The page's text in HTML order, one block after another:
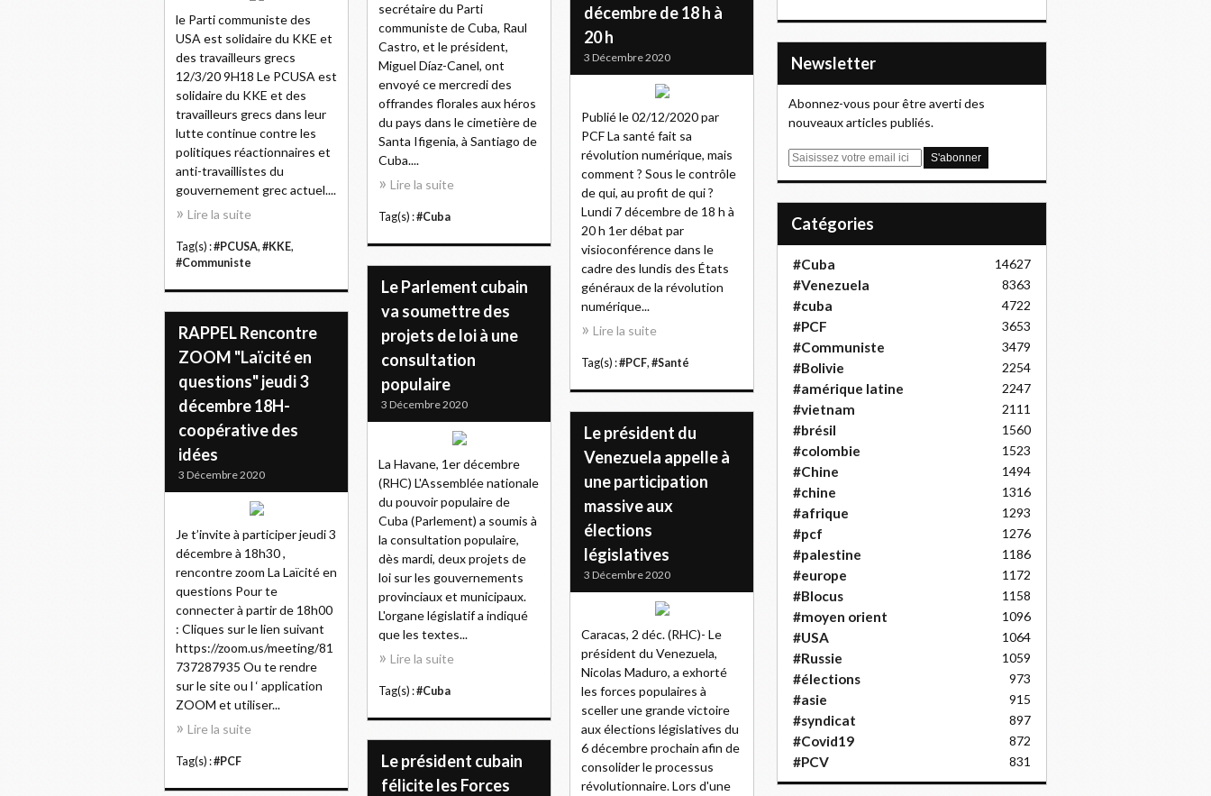
le Parti communiste des
USA est solidaire du KKE et
des travailleurs grecs
12/3/20 9H18 Le PCUSA est
solidaire du KKE et des
travailleurs grecs dans leur
lutte continue contre les
politiques réactionnaires et
anti-travaillistes du
gouvernement grec actuel....
Lire la suite
Tag(s) :#PCUSA, #KKE,
#Communiste
secrétaire du Parti
communiste de Cuba, Raul
Castro, et le président,
Miguel Díaz-Canel, ont
envoyé ce mercredi des
offrandes florales aux héros
du pays dans le cimetière de
Santa Ifigenia, à Santiago de
Cuba....
Lire la suite
Tag(s) :#Cuba
décembre de 18 h à
20 h
3 Décembre 2020
Publié le 02/12/2020 par
PCF La santé fait sa
révolution numérique, mais
comment ? Sous le contrôle
de qui, au profit de qui ?
Lundi 7 décembre de 18 h à
20 h 1er débat par
visioconférence dans le
cadre des lundis des États
généraux de la révolution
numérique...
Lire la suite
Tag(s) :#PCF, #Santé
Le Parlement cubain
va soumettre des
projets de loi à une
consultation
populaire
3 Décembre 2020
La Havane, 1er décembre
(RHC) L'Assemblée nationale
du pouvoir populaire de
Cuba (Parlement) a soumis à
la consultation populaire,
dès mardi, deux projets de
loi sur les gouvernements
provinciaux et municipaux.
L'organe législatif a indiqué
que les textes...
Lire la suite
Tag(s) :#Cuba
RAPPEL Rencontre
ZOOM "Laïcité en
questions" jeudi 3
décembre 18H-
coopérative des
idées
3 Décembre 2020
Je t’invite à participer jeudi 3
décembre à 18h30 ,
rencontre zoom La Laïcité en
questions Pour te
connecter à partir de 18h00
: Cliques sur le lien suivant
https://zoom.us/meeting/81
737287935 Ou te rendre
sur le site ou l ‘ application
ZOOM et utiliser...
Lire la suite
Tag(s) :#PCF
Le président du
Venezuela appelle à
une participation
massive aux
élections
législatives
3 Décembre 2020
Caracas, 2 déc. (RHC)- Le
président du Venezuela,
Nicolas Maduro, a exhorté
les forces populaires à
sceller une grande victoire
aux élections législatives du
6 décembre prochain afin de
consolider le processus
révolutionnaire. Lors d'une
Le président cubain
félicite les Forces
Newsletter
Abonnez-vous pour être averti des
nouveaux articles publiés.
E
Catégories
#Cuba 14627
#Venezuela 8363
#cuba 4722
#PCF 3653
#Communiste 3479
#Bolivie 2254
#amérique latine 2247
#vietnam 2111
#brésil 1560
#colombie 1523
#Chine 1494
#chine 1316
#afrique 1293
#pcf 1276
#palestine 1186
#europe 1172
#Blocus 1158
#moyen orient 1096
#USA 1064
#Russie 1059
#élections 973
#asie 915
#syndicat 897
#Covid19 872
#PCV 831